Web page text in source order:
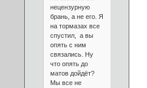
нецензурную
брань, а не его. Я
на тормазах все
спустил, а вы
опять с ним
связались. Ну
что опять до
матов дойдёт?
Мы все не